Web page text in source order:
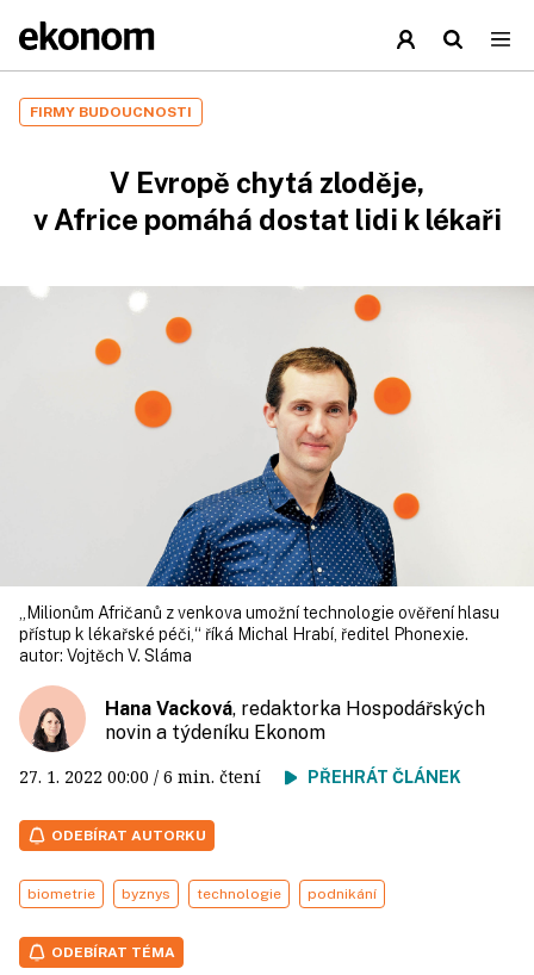
FIRMY BUDOUCNOSTI
V Evropě chytá zloděje,
v Africe pomáhá dostat lidi k lékaři
„Milionům Afričanů z venkova umožní technologie ověření hlasu
přístup k lékařské péči,“ říká Michal Hrabí, ředitel Phonexie.
autor: Vojtěch V. Sláma
Hana Vacková, redaktorka Hospodářských
novin a týdeníku Ekonom
27. 1. 2022 00:00 / 6 min. čtení PŘEHRÁT ČLÁNEK
ODEBÍRAT AUTORKU
biometrie byznys technologie podnikání
ODEBÍRAT TÉMA